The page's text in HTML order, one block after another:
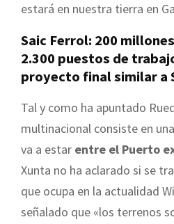
estará en nuestra tierra en
Saic Ferrol: 200
2.300 puestos de
proyecto final similar a
Tal y como ha apuntado
multinacional consiste en
va a estar entre el Puerto
Xunta no ha aclarado si se
que ocupa en la actualidad
señalado que «los terrenos